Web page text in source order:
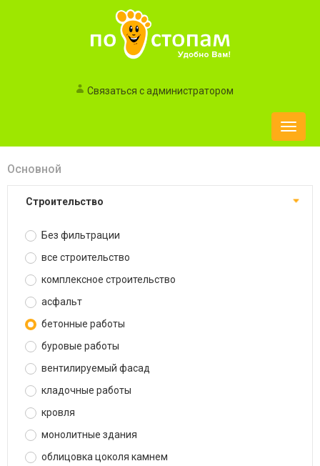
Связаться с администратором
Toggle
Основной
строительство
Без фильтрации
все строительство
комплексное строительство
асфальт
бетонные работы
буровые работы
вентилируемый фасад
кладочные работы
кровля
монолитные здания
облицовка цоколя камнем